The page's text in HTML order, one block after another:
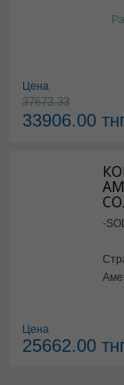
Цена
37673.33
33906.00
-
Цена
25662.00